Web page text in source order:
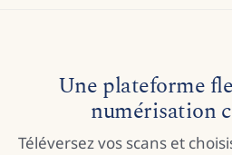
Une plateforme
numérisation
Téléversez vos scans et